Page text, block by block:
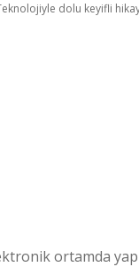
dolu keyifli
ortamda